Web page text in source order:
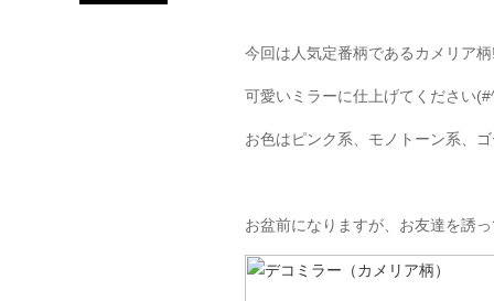
今回は人気定番柄であるカメリア柄
可愛いミラーに仕上げてください
お色はピンク系、モノトーン系、
お盆前になりますが、お友達を誘